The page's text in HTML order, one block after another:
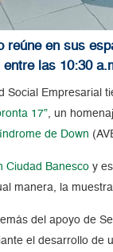
reúne en sus
las 10:30
Social Empresarial
17” , un
de Down
Ciudad Banesco y
manera, la
del apoyo de
el desarrollo de